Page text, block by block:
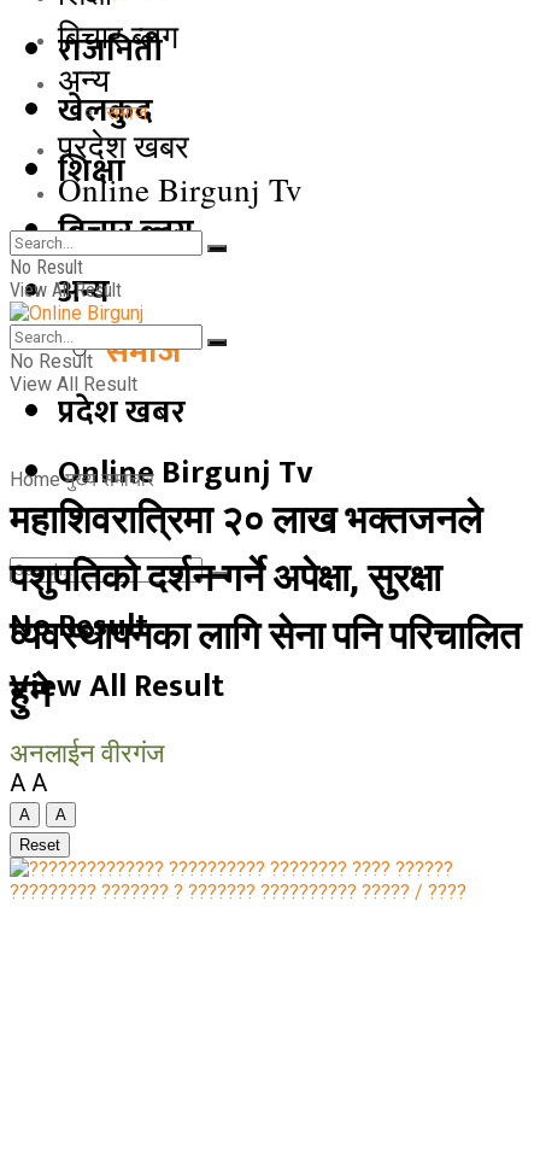
राजनिती
खेलकुद
शिक्षा
बिचार ब्लग
अन्य
समाज
प्रदेश खबर
Online Birgunj Tv
No Result
View All Result
बिचार ब्लग
अन्य
समाज
प्रदेश खबर
Online Birgunj Tv
No Result
View All Result
No Result
View All Result
Home मुख्य समाचार
महाशिवरात्रिमा २० लाख भक्तजनले
पशुपतिको दर्शन गर्ने अपेक्षा, सुरक्षा
व्यवस्थापनका लागि सेना पनि परिचालित
हुने
अनलाईन वीरगंज
A A
A
A
Reset